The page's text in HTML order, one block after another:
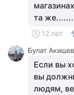
та
12 лет
Булат Акишев
Если вы
вы
людям,